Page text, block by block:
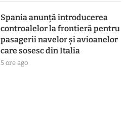
Spania anunță introducerea
controalelor la frontieră pentru
pasagerii navelor și avioanelor
care sosesc din Italia
5 ore ago